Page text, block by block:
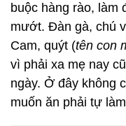
buộc hàng rào, làm
mướt. Đàn gà, chú
Cam, quýt (tên con
vì phải xa mẹ nay
ngày. Ở đây không
muốn ăn phải tự